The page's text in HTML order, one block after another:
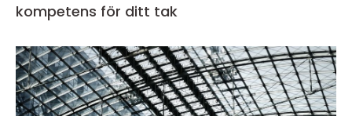
kompetens för ditt tak